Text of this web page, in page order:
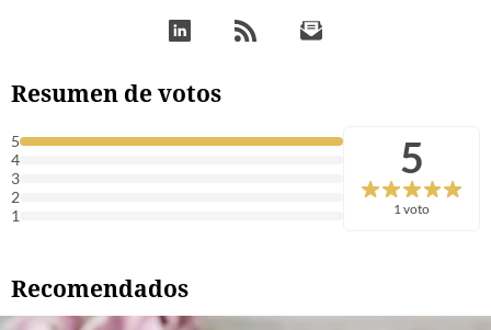
Resumen de votos
5
4
3
2
1
5
1 voto
Recomendados